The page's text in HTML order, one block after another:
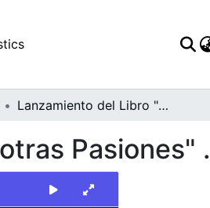
Lanzamiento del Libro "Un concierto de Amor y otras Pasiones" .
Pasiones" .